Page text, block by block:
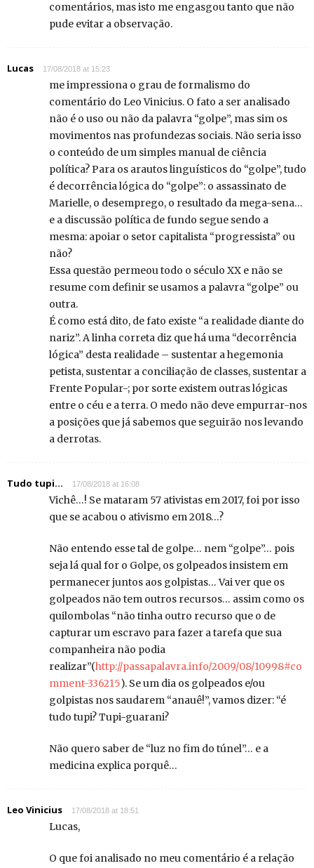
comentários, mas isto me engasgou tanto que não
pude evitar a observação.
Lucas 17/08/2018 at 15:23
me impressiona o grau de formalismo do
comentário do Leo Vinicius. O fato a ser analisado
não é o uso ou não da palavra “golpe”, mas sim os
movimentos nas profundezas sociais. Não seria isso
o conteúdo de um simples manual de ciência
política? Para os arautos linguísticos do “golpe”, tudo
é decorrência lógica do “golpe”: o assassinato de
Marielle, o desemprego, o resultado da mega-sena…
e a discussão política de fundo segue sendo a
mesma: apoiar o setor capitalista “progressista” ou
não?
Essa questão permeou todo o século XX e não se
resume com definir se usamos a palavra “golpe” ou
outra.
É como está dito, de fato existe “a realidade diante do
nariz”. A linha correta diz que há uma “decorrência
lógica” desta realidade – sustentar a hegemonia
petista, sustentar a conciliação de classes, sustentar a
Frente Popular-; por sorte existem outras lógicas
entre o céu e a terra. O medo não deve empurrar-nos
a posições que já sabemos que seguirão nos levando
a derrotas.
Tudo tupi... 17/08/2018 at 16:08
Vichê…! Se mataram 57 ativistas em 2017, foi por isso
que se acabou o ativismo em 2018…?
Não entendo esse tal de golpe… nem “golpe”… pois
seja lá qual for o Golpe, os golpeados insistem em
permanecer juntos aos golpistas… Vai ver que os
golpeados não tem outros recursos… assim como os
quilombolas “não tinha outro recurso que o de
capturar um escravo para fazer a tarefa que sua
companheira não podia
realizar”(http://passapalavra.info/2009/08/10998#co
mment-336215). Se um dia os golpeados e/ou
golpistas nos saudarem “anauê!”, vamos dizer: “é
tudo tupi? Tupi-guarani?
Não quero saber de “luz no fim do túnel”… e a
medicina explica porquê…
Leo Vinicius 17/08/2018 at 18:51
Lucas,
O que foi analisado no meu comentário é a relação